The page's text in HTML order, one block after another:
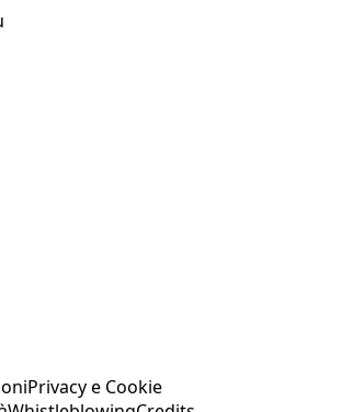
Privacy e Cookie